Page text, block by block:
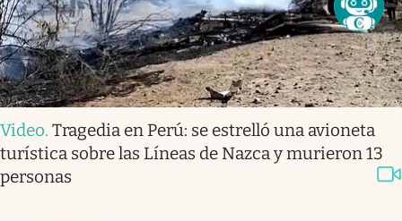
Video. Tragedia en Perú: se estrelló una avioneta
turística sobre las Líneas de Nazca y murieron 13
personas